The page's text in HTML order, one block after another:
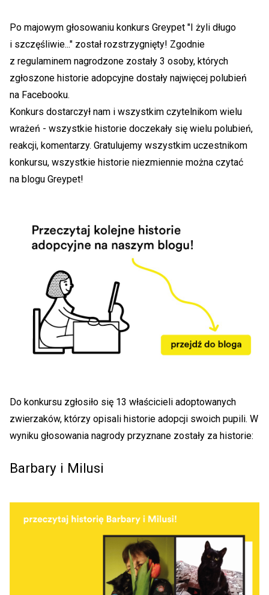
Po majowym głosowaniu konkurs Greypet "I żyli długo
i szczęśliwie..." został rozstrzygnięty! Zgodnie
z regulaminem nagrodzone zostały 3 osoby, których
zgłoszone historie adopcyjne dostały najwięcej polubień
na Facebooku.
Konkurs dostarczył nam i wszystkim czytelnikom wielu
wrażeń - wszystkie historie doczekały się wielu polubień,
reakcji, komentarzy. Gratulujemy wszystkim uczestnikom
konkursu, wszystkie historie niezmiennie można czytać
na blogu Greypet!
Do konkursu zgłosiło się 13 właścicieli adoptowanych
zwierzaków, którzy opisali historie adopcji swoich pupili. W
wyniku głosowania nagrody przyznane zostały za historie:
Barbary i Milusi